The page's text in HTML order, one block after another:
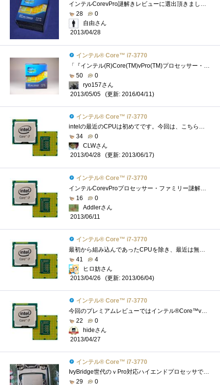
インテルCorevPro謎解きレビューに選出頂きました。謎解きレビューが難航中なので、パーツのレビューを書いて現実逃避中です(^^ゞさて、今回はCPU...
28
0
自由さん
2013/04/28
インテル® Core™ i7-3770
「『インテル(R)Core(TM)vPro(TM)プロセッサー・ファミリー』の謎を解き明かせ！」のレビュー用に頂いたCPU。LGA1155対応。 動作周波数3.4GHz、ターボ・�...
50
0
ryo157さん
2013/05/05
(更新: 2016/04/11)
インテル® Core™ i7-3770
intelの最近のCPUは初めてです。今回は、こちらのレビュー完成は必須条件では有りませんが、取りあえず組み上げたのでその動作検証の意味も含め...
34
0
CLWさん
2013/04/28
(更新: 2013/06/17)
インテル® Core™ i7-3770
インテルCorevProプロセッサー・ファミリー謎解きレビューのレビュー用CPUです。意外と大きい箱で到着 我が家の検疫隊長のチェックをうけていま�...
16
0
Addlerさん
2013/06/11
インテル® Core™ i7-3770
最初から組み込んであったCPUを除き、最近は無印購入したり、レビューさせて頂きませんでしたので、初の、無印CPUになります。とゆうことで、�...
41
4
ヒロ妨さん
2013/04/26
(更新: 2013/06/04)
インテル® Core™ i7-3770
今回のプレミアムレビューではインテル®Core™vPro™のレビューと言うことで、まず自分では買わないであろう無印を手に入れました軽く見ていき�...
22
0
hideさん
2013/04/27
インテル® Core™ i7-3770
IvyBridge世代のｖPro対応ハイエンドプロセッサです．４コア/８スレッドで，iGPUとしてHD4000を内蔵しています．IvyBridge世代のハイエンドプロセッサは...
29
0